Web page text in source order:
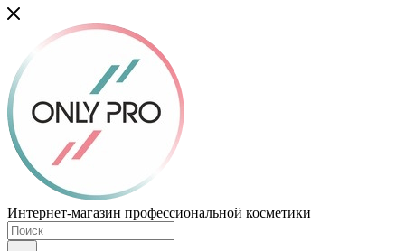
Интернет-магазин профессиональной косметики